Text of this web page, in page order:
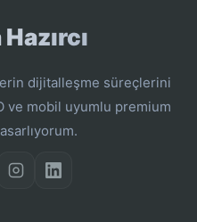
dijitalleşme süreçlerini
ve mobil uyumlu premium